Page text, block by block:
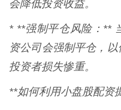
会降低投资收益。
* **强制平仓风险：**
资公司会强制平仓，
投资者损失惨重。
**如何利用小盘股配资